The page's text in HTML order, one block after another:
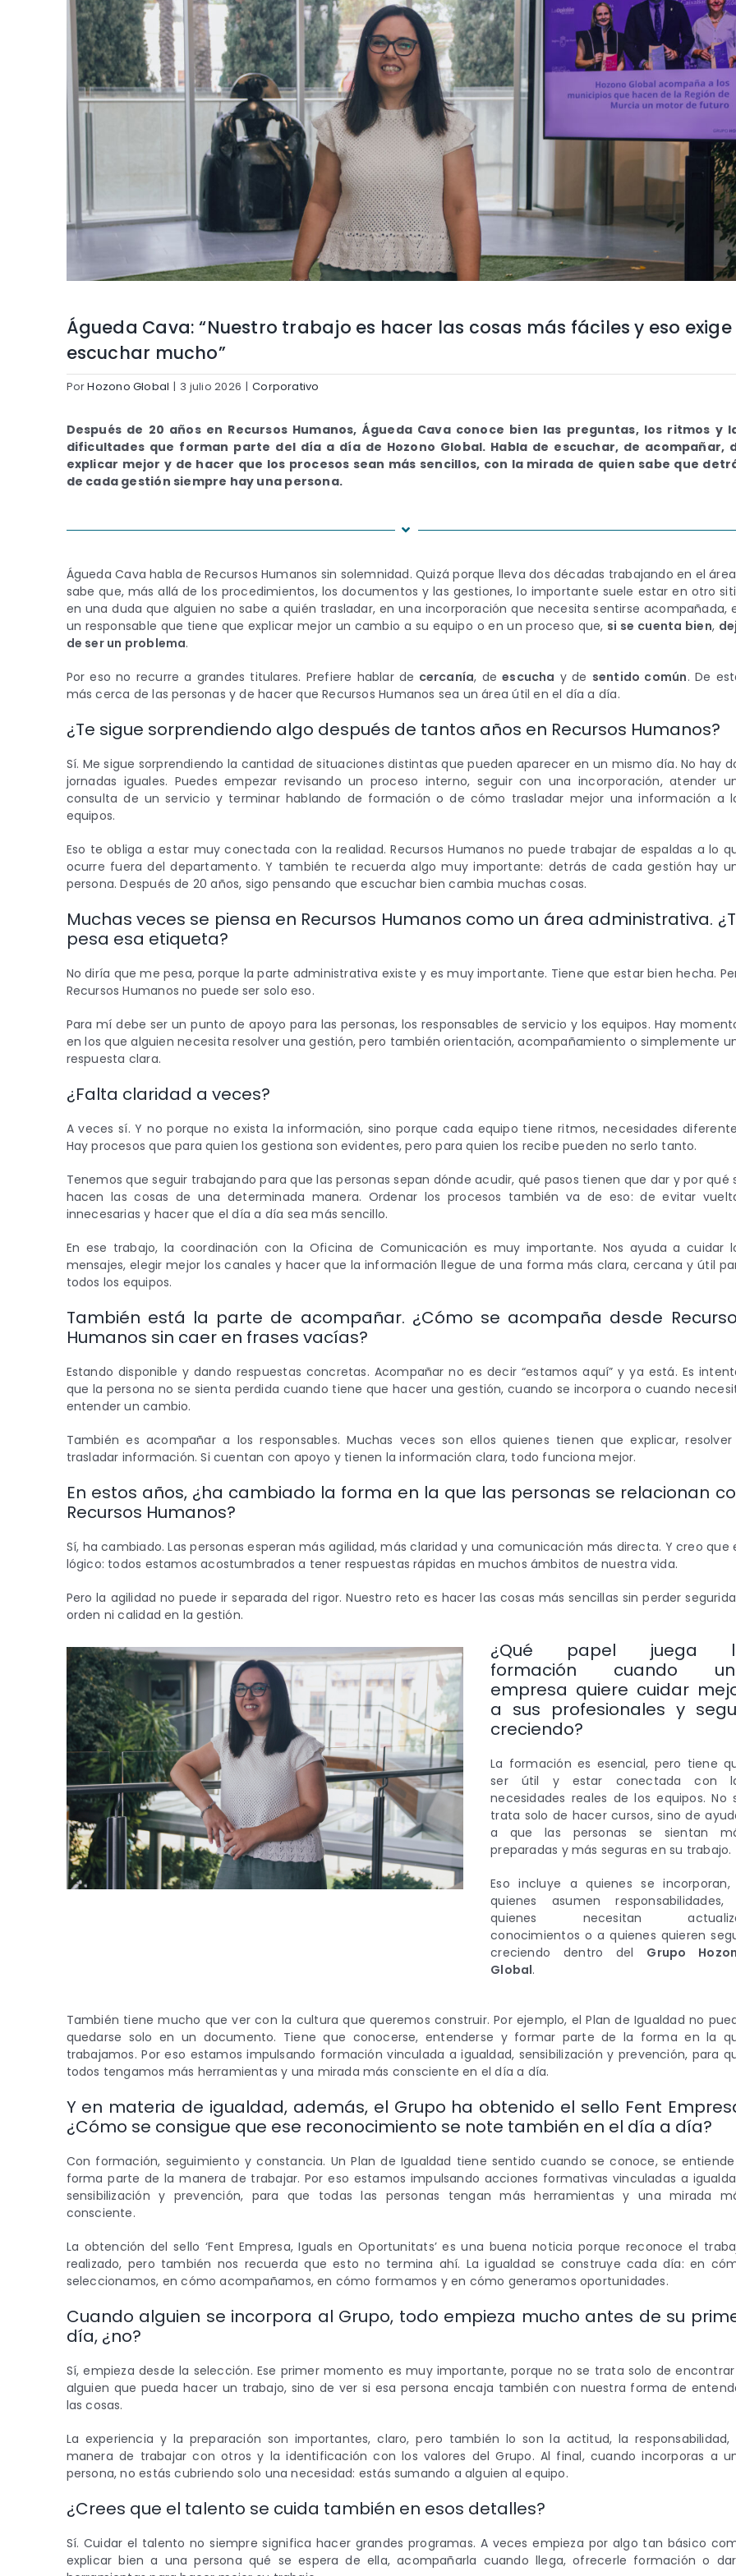
Águeda Cava: “Nuestro trabajo es hacer las cosas más fáciles y eso exige
escuchar mucho”
PorHozono Global | 3 julio 2026 | Corporativo
Después de 20 años en Recursos Humanos, Águeda Cava conoce bien las preguntas, los ritmos y
dificultades que forman parte del día a día de Hozono Global. Habla de escuchar, de acompañar,
explicar mejor y de hacer que los procesos sean más sencillos, con la mirada de quien sabe que
de cada gestión siempre hay una persona.
Águeda Cava habla de Recursos Humanos sin solemnidad. Quizá porque lleva dos décadas trabajando en el
sabe que, más allá de los procedimientos, los documentos y las gestiones, lo importante suele estar en otro
en una duda que alguien no sabe a quién trasladar, en una incorporación que necesita sentirse acompañada,
un responsable que tiene que explicar mejor un cambio a su equipo o en un proceso que, si se cuenta bien,
de ser un problema.
Por eso no recurre a grandes titulares. Prefiere hablar de cercanía, deescucha y de sentido común. De
más cerca de las personas y de hacer que Recursos Humanos sea un área útil en el día a día.
¿Te sigue sorprendiendo algo después de tantos años en Recursos Humanos?
Sí. Me sigue sorprendiendo la cantidad de situaciones distintas que pueden aparecer en un mismo día. No hay
jornadas iguales. Puedes empezar revisando un proceso interno, seguir con una incorporación, atender
consulta de un servicio y terminar hablando de formación o de cómo trasladar mejor una información a
equipos.
Eso te obliga a estar muy conectada con la realidad. Recursos Humanos no puede trabajar de espaldas a lo
ocurre fuera del departamento. Y también te recuerda algo muy importante: detrás de cada gestión hay
persona. Después de 20 años, sigo pensando que escuchar bien cambia muchas cosas.
Muchas veces se piensa en Recursos Humanos como un área administrativa.
pesa esa etiqueta?
No diría que me pesa, porque la parte administrativa existe y es muy importante. Tiene que estar bien hecha.
Recursos Humanos no puede ser solo eso.
Para mí debe ser un punto de apoyo para las personas, los responsables de servicio y los equipos. Hay
en los que alguien necesita resolver una gestión, pero también orientación, acompañamiento o simplemente
respuesta clara.
¿Falta claridad a veces?
A veces sí. Y no porque no exista la información, sino porque cada equipo tiene ritmos, necesidades
Hay procesos que para quien los gestiona son evidentes, pero para quien los recibe pueden no serlo tanto.
Tenemos que seguir trabajando para que las personas sepan dónde acudir, qué pasos tienen que dar y por qué
hacen las cosas de una determinada manera. Ordenar los procesos también va de eso: de evitar
innecesarias y hacer que el día a día sea más sencillo.
En ese trabajo, la coordinación con la Oficina de Comunicación es muy importante. Nos ayuda a cuidar
mensajes, elegir mejor los canales y hacer que la información llegue de una forma más clara, cercana y útil
todos los equipos.
También está la parte de acompañar. ¿Cómo se acompaña desde
Humanos sin caer en frases vacías?
Estando disponible y dando respuestas concretas. Acompañar no es decir “estamos aquí” y ya está. Es
que la persona no se sienta perdida cuando tiene que hacer una gestión, cuando se incorpora o cuando
entender un cambio.
También es acompañar a los responsables. Muchas veces son ellos quienes tienen que explicar, resolver
trasladar información. Si cuentan con apoyo y tienen la información clara, todo funciona mejor.
En estos años, ¿ha cambiado la forma en la que las personas se relacionan
Recursos Humanos?
Sí, ha cambiado. Las personas esperan más agilidad, más claridad y una comunicación más directa. Y creo que
lógico: todos estamos acostumbrados a tener respuestas rápidas en muchos ámbitos de nuestra vida.
Pero la agilidad no puede ir separada del rigor. Nuestro reto es hacer las cosas más sencillas sin perder
orden ni calidad en la gestión.
¿Qué papel juega
formación cuando
empresa quiere cuidar
a sus profesionales y
creciendo?
La formación es esencial, pero tiene
ser útil y estar conectada con
necesidades reales de los equipos. No
trata solo de hacer cursos, sino de
a que las personas se sientan
preparadas y más seguras en su trabajo.
Eso incluye a quienes se incorporan,
quienes asumen responsabilidades,
quienes necesitan
conocimientos o a quienes quieren
creciendo dentro del Grupo
Global.
También tiene mucho que ver con la cultura que queremos construir. Por ejemplo, el Plan de Igualdad no
quedarse solo en un documento. Tiene que conocerse, entenderse y formar parte de la forma en la
trabajamos. Por eso estamos impulsando formación vinculada a igualdad, sensibilización y prevención, para
todos tengamos más herramientas y una mirada más consciente en el día a día.
Y en materia de igualdad, además, el Grupo ha obtenido el sello Fent
¿Cómo se consigue que ese reconocimiento se note también en el día a día?
Con formación, seguimiento y constancia. Un Plan de Igualdad tiene sentido cuando se conoce, se
forma parte de la manera de trabajar. Por eso estamos impulsando acciones formativas vinculadas a
sensibilización y prevención, para que todas las personas tengan más herramientas y una mirada
consciente.
La obtención del sello ‘Fent Empresa, Iguals en Oportunitats’ es una buena noticia porque reconoce el
realizado, pero también nos recuerda que esto no termina ahí. La igualdad se construye cada día: en
seleccionamos, en cómo acompañamos, en cómo formamos y en cómo generamos oportunidades.
Cuando alguien se incorpora al Grupo, todo empieza mucho antes de su
día, ¿no?
Sí, empieza desde la selección. Ese primer momento es muy importante, porque no se trata solo de
alguien que pueda hacer un trabajo, sino de ver si esa persona encaja también con nuestra forma de
las cosas.
La experiencia y la preparación son importantes, claro, pero también lo son la actitud, la responsabilidad,
manera de trabajar con otros y la identificación con los valores del Grupo. Al final, cuando incorporas a
persona, no estás cubriendo solo una necesidad: estás sumando a alguien al equipo.
¿Crees que el talento se cuida también en esos detalles?
Sí. Cuidar el talento no siempre significa hacer grandes programas. A veces empieza por algo tan básico
explicar bien a una persona qué se espera de ella, acompañarla cuando llega, ofrecerle formación o